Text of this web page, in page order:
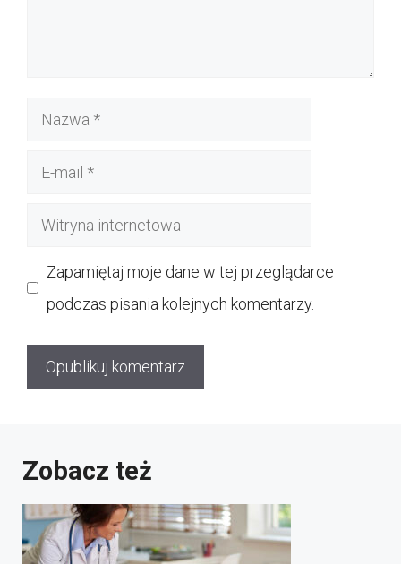
Nazwa
Witryna
Zapamiętaj moje dane w tej przeglądarce
podczas pisania kolejnych komentarzy.
Zobacz też